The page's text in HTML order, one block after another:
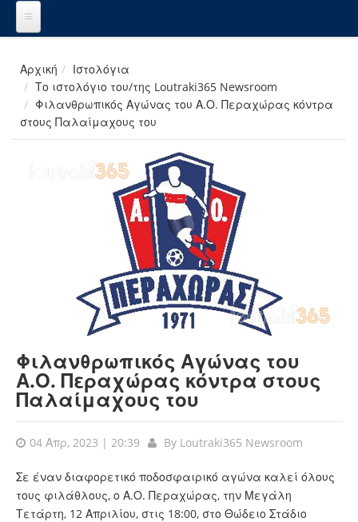
Αρχική
Ιστολόγια
Το ιστολόγιο του/της Loutraki365 Newsroom
Φιλανθρωπικός Αγώνας του Α.Ο. Περαχώρας κόντρα
στους Παλαίμαχους του
Φιλανθρωπικός Αγώνας του
Α.Ο. Περαχώρας κόντρα στους
Παλαίμαχους του
04 Απρ, 2023 | 20:39 By Loutraki365 Newsroom
Σε έναν διαφορετικό ποδοσφαιρικό αγώνα καλεί όλους
τους φιλάθλους, ο Α.Ο. Περαχώρας, την Μεγάλη
Τετάρτη, 12 Απριλίου, στις 18:00, στο Θώδειο Στάδιο